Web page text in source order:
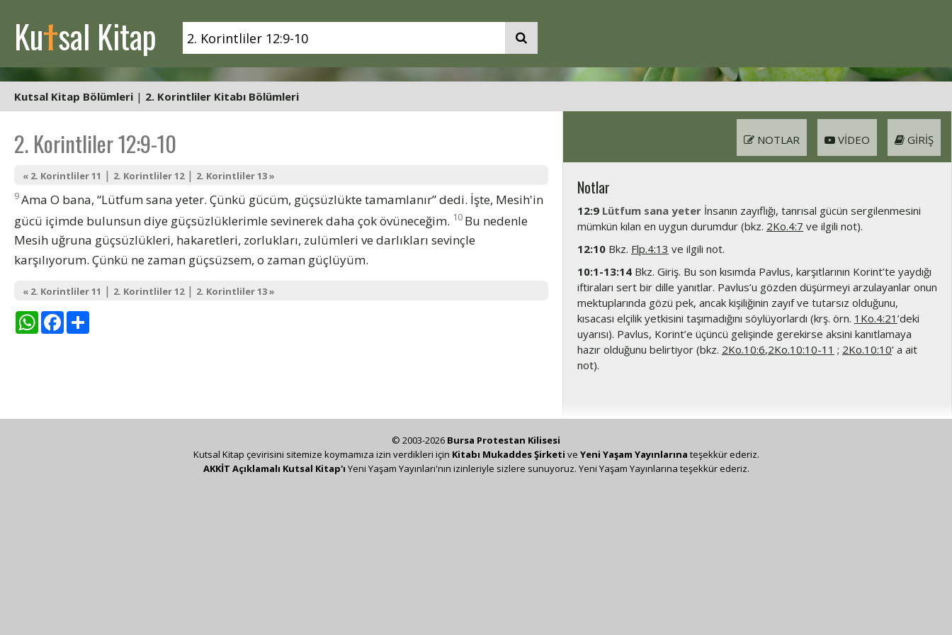
Kutsal Kitap
Kutsal Kitap Bölümleri | 2. Korintliler Kitabı Bölümleri
2. Korintliler 12:9-10
« 2. Korintliler 11 | 2. Korintliler 12| 2. Korintliler 13 »
9Ama O bana, “Lütfum sana yeter. Çünkü gücüm, güçsüzlükte tamamlanır” dedi. İşte, Mesih'in
gücü içimde bulunsun diye güçsüzlüklerimle sevinerek daha çok övüneceğim. 10 Bu nedenle
Mesih uğruna güçsüzlükleri, hakaretleri, zorlukları, zulümleri ve darlıkları sevinçle
karşılıyorum. Çünkü ne zaman güçsüzsem, o zaman güçlüyüm.
« 2. Korintliler 11 | 2. Korintliler 12| 2. Korintliler 13 »
WhatsAppFacebook
GIRIŞ
VIDEO
NOTLAR
Notlar
12:9 Lütfum sana yeter İnsanın zayıflığı, tanrısal gücün sergilenmesini
mümkün kılan en uygun durumdur (bkz. 2Ko.4:7 ve ilgili not).
12:10 Bkz. Flp.4:13 ve ilgili not.
10:1-13:14 Bkz. Giriş. Bu son kısımda Pavlus, karşıtlarının Korint’te yaydığı
iftiraları sert bir dille yanıtlar. Pavlus’u gözden düşürmeyi arzulayanlar onun
mektuplarında gözü pek, ancak kişiliğinin zayıf ve tutarsız olduğunu,
kısacası elçilik yetkisini taşımadığını söylüyorlardı (krş. örn. 1Ko.4:21 ’deki
uyarısı). Pavlus, Korint’e üçüncü gelişinde gerekirse aksini kanıtlamaya
hazır olduğunu belirtiyor (bkz. 2Ko.10:6,2Ko.10:10-11 ; 2Ko.10:10’ a ait
not).
© 2003-2026 Bursa Protestan Kilisesi
Kutsal Kitap çevirisini sitemize koymamıza izin verdikleri için Kitabı Mukaddes Şirketi ve Yeni Yaşam Yayınlarına teşekkür ederiz.
AKKİT Açıklamalı Kutsal Kitap'ı Yeni Yaşam Yayınları'nın izinleriyle sizlere sunuyoruz. Yeni Yaşam Yayınlarına teşekkür ederiz.